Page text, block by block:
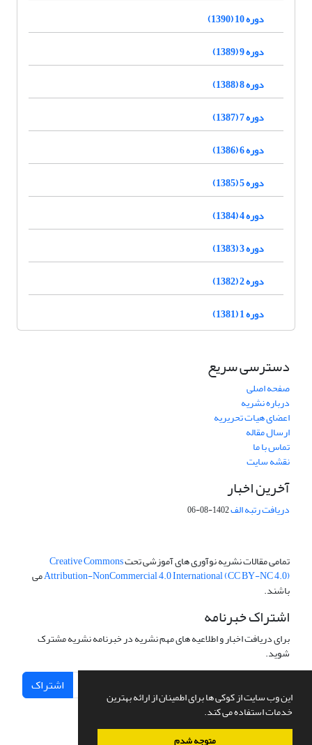
این وب سایت از کوکی ها برای اطمینان از ارائه بهترین
خدمات استفاده می کند.
متوجه شدم
دوره 10 (1390)
دوره 9 (1389)
دوره 8 (1388)
دوره 7 (1387)
دوره 6 (1386)
دوره 5 (1385)
دوره 4 (1384)
دوره 3 (1383)
دوره 2 (1382)
دوره 1 (1381)
دسترسی سریع
صفحه اصلی
درباره نشریه
اعضای هیات تحریریه
ارسال مقاله
تماس با ما
نقشه سایت
آخرین اخبار
دریافت رتبه الف1402-08-06
تمامی مقالات نشریه نوآوری های آموزشی تحتCreative Commons
Attribution-NonCommercial 4.0 International (CC BY-NC 4.0)می
باشند.
اشتراک خبرنامه
برای دریافت اخبار و اطلاعیه های مهم نشریه در خبرنامه نشریه مشترک
شوید.
اشتراک